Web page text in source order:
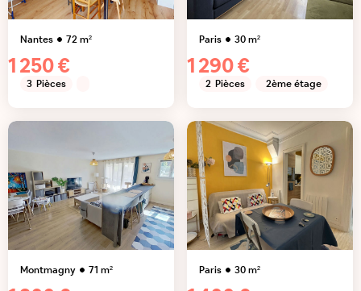
Nantes 72m²
1 250 €
3 Pièces
Paris 30m²
1 290 €
2 Pièces 2ème étage
Montmagny 71 m² Paris 30m²